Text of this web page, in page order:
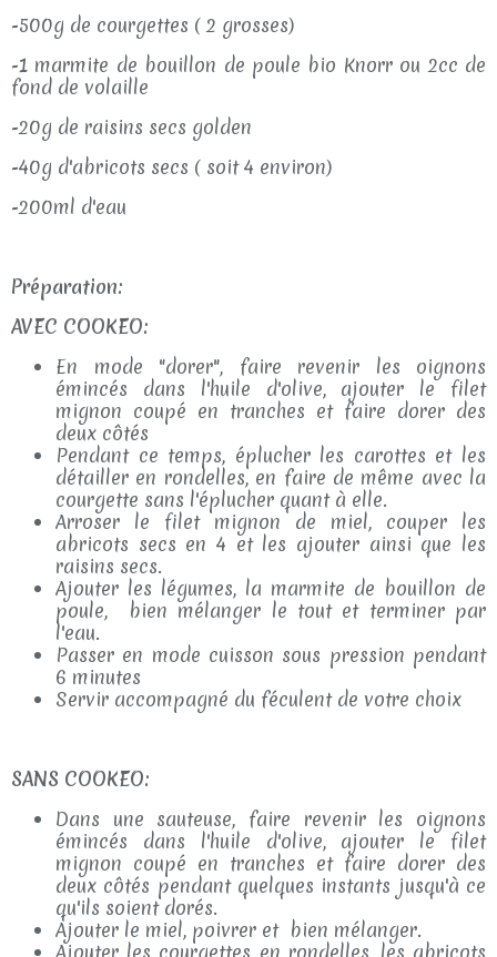
-500g de courgettes ( 2 grosses)
-1 marmite de bouillon de poule bio Knorr ou 2cc de
fond de volaille
-20g de raisins secs golden
-40g d'abricots secs ( soit 4 environ)
-200ml d'eau
Préparation:
AVEC COOKEO:
En mode "dorer", faire revenir les oignons
émincés dans l'huile d'olive, ajouter le filet
mignon coupé en tranches et faire dorer des
deux côtés
Pendant ce temps, éplucher les carottes et les
détailler en rondelles, en faire de même avec la
courgette sans l'éplucher quant à elle.
Arroser le filet mignon de miel, couper les
abricots secs en 4 et les ajouter ainsi que les
raisins secs.
Ajouter les légumes, la marmite de bouillon de
poule, bien mélanger le tout et terminer par
l'eau.
Passer en mode cuisson sous pression pendant
6 minutes
Servir accompagné du féculent de votre choix
SANS COOKEO:
Dans une sauteuse, faire revenir les oignons
émincés dans l'huile d'olive, ajouter le filet
mignon coupé en tranches et faire dorer des
deux côtés pendant quelques instants jusqu'à ce
qu'ils soient dorés.
Ajouter le miel, poivrer et bien mélanger.